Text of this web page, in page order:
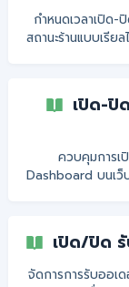
กำหนดเวลาเปิด
สถานะร้านแบบเรีย
เปิด-ปิ
ควบคุมการเ
Dashboard บนเ
เปิด/ปิด รั
จัดการการรับออเ